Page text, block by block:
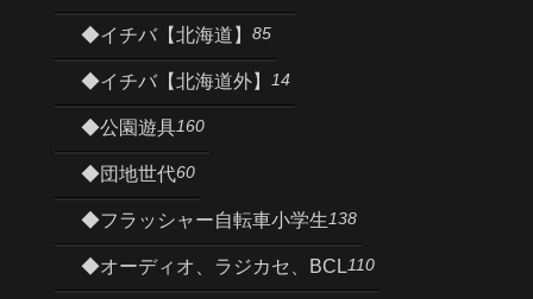
◆イチバ【北海道】 85
◆イチバ【北海道外】 14
◆公園遊具160
◆団地世代60
◆フラッシャー自転車小学生138
◆オーディオ、ラジカセ、BCL110